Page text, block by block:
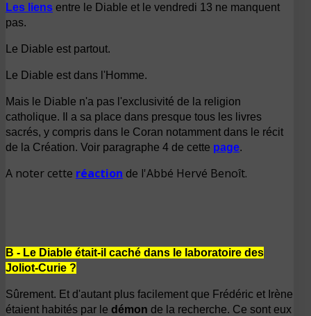
Les liens entre le Diable et le vendredi 13 ne manquent
pas.
Le Diable est partout.
Le Diable est dans l'Homme.
Mais le Diable n'a pas l'exclusivité de la religion
catholique. Il a sa place dans presque tous les livres
sacrés, y compris dans le Coran notamment dans le récit
de la Création. Voir paragraphe 4 de cette page.
A noter cette réaction de l'Abbé Hervé Benoît.
B - Le Diable était-il caché dans le laboratoire des
Joliot-Curie ?
Sûrement. Et d'autant plus facilement que Frédéric et Irène
étaient habités par le démon de la recherche. Ce sont eux